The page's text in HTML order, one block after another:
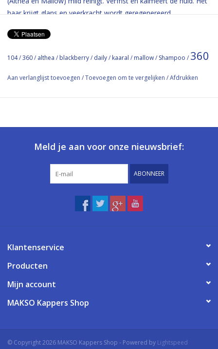
haar krijgt glans en veerkracht wordt geregenereerd.
Daily Shampoo, for all hair types. The perfect synergy of
a gentle cleansing, refreshing and soothing action for the
104/360/ althea / blackberry/ daily/ kaaral / mallow/ Shampoo / 360
Aan verlanglijst toevoegen /Toevoegen om te vergelijken /Afdrukken
Meld je aan voor onze nieuwsbrief:
ABONNEER
Klantenservice
Producten
Mijn account
MAKSO Kappers Shop
© Copyright 2026 MAKSO Kappers Shop - Powered by Lightspeed